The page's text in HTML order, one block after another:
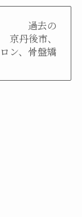
】 過去の
後市、
ン、骨盤矯